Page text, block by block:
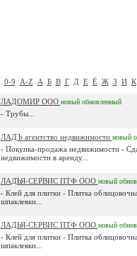
0-9 A-Z А Б В Г Д Е Ё Ж З И К
ЛАДОМИР ООО новый обновленный
- Трубы...
ЛАДЪ агентство недвижимости новый
- Покупка-продажа недвижимости -
недвижимости в аренду...
ЛАДЬЯ-СЕРВИС ПТФ ООО новый
- Клей для плитки - Плитка
шпаклевки...
ЛАДЬЯ-СЕРВИС ПТФ ООО новый
- Клей для плитки - Плитка
шпаклевки...